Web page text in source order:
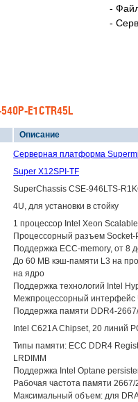
-
-
E1CTR45L
Описание
Серверная платформа
Super X12SPI-TF
SuperChassis CSE-946LTS-
4U, для установки в стойку
1 процессор Intel Xeon
Процессорный разъем Socket-
Поддержка ECC-memory, от 8
До 60 MB кэш-памяти L3 на
на ядро
Поддержка технологий Intel
Межпроцессорный интерфейс
Поддержка памяти DDR4-
Intel C621A Chipset, 20 линий
Типы памяти: ECC DDR4
LRDIMM
Поддержка Intel Optane
Рабочая частота памяти
Максимальный объем: для